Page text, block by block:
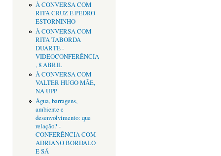
À CONVERSA COM
RITA CRUZ E PEDRO
ESTORNINHO
À CONVERSA COM
RITA TABORDA
DUARTE -
VIDEOCONFERÊNCIA
, 8 ABRIL
À CONVERSA COM
VALTER HUGO MÃE,
NA UPP
Água, barragens,
ambiente e
desenvolvimento: que
relação? -
CONFERÊNCIA COM
ADRIANO BORDALO
E SÁ